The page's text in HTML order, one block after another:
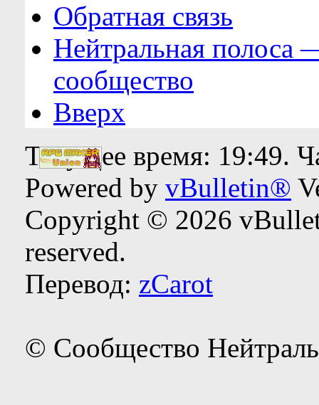
Обратная связь
Нейтральная полоса
сообщество
Вверх
Текущее время: 19:49.
Powered by vBulletin®
Copyright © 2026
reserved.
Перевод: zCarot
© Сообщество